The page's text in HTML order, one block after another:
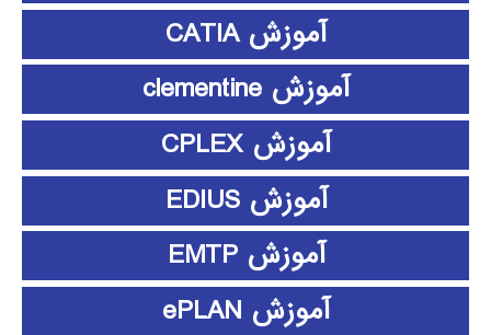
آموزش CATIA
آموزش clementine
آموزش CPLEX
آموزش EDIUS
آموزش EMTP
آموزش ePLAN